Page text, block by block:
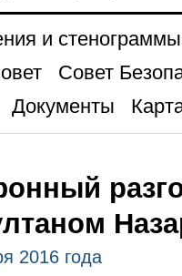
и стенограммы
Совет
Документы
2016 года